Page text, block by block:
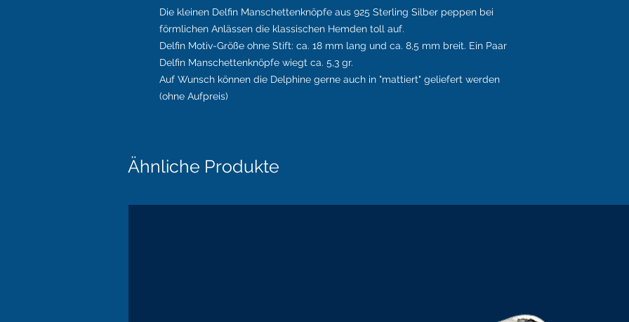
Die kleinen Delfin Manschettenknöpfe aus 925 Sterling Silber peppen bei
förmlichen Anlässen die klassischen Hemden toll auf.
Delfin Motiv-Größe ohne Stift: ca. 18 mm lang und ca. 8,5 mm breit. Ein Paar
Delfin Manschettenknöpfe wiegt ca. 5,3 gr.
Auf Wunsch können die Delphine gerne auch in "mattiert" geliefert werden
(ohne Aufpreis)
Ähnliche Produkte